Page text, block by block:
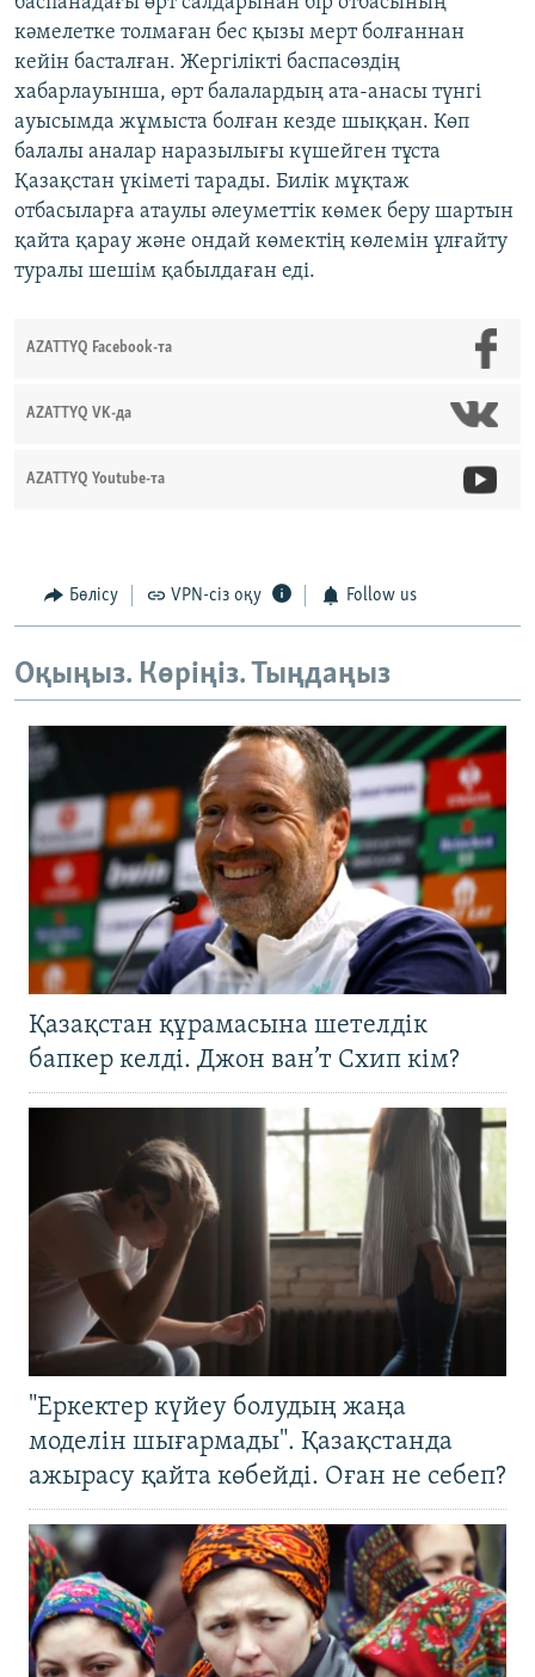
кәмелетке толмаған бес қызы мерт болғаннан
кейін басталған. Жергілікті баспасөздің
хабарлауынша, өрт балалардың ата-анасы түнгі
ауысымда жұмыста болған кезде шыққан. Көп
балалы аналар наразылығы күшейген тұста
Қазақстан үкіметі тарады. Билік мұқтаж
отбасыларға атаулы әлеуметтік көмек беру шартын
қайта қарау және ондай көмектің көлемін ұлғайту
туралы шешім қабылдаған еді.
AZATTYQ Facebook-та
AZATTYQ VK-да
AZATTYQ Youtube-та
Бөлісу VPN-сіз оқу Follow us
Оқыңыз. Көріңіз. Тыңдаңыз
Қазақстан құрамасына шетелдік
бапкер келді. Джон ван’т Схип кім?
"Еркектер күйеу болудың жаңа
моделін шығармады". Қазақстанда
ажырасу қайта көбейді. Оған не себеп?